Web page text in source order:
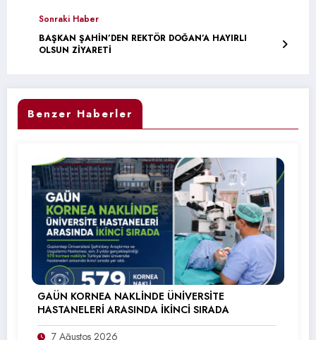
Sonraki Haber
BAŞKAN ŞAHİN’DEN REKTÖR DOĞAN’A HAYIRLI
OLSUN ZİYARETİ
Benzer Haberler
GAÜN KORNEA NAKLİNDE ÜNİVERSİTE
HASTANELERİ ARASINDA İKİNCİ SIRADA
7 Ağustos 2026